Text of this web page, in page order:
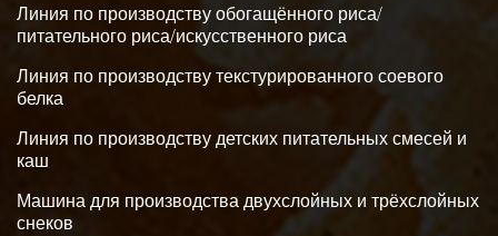
Линия по производству обогащённого риса/
питательного риса/искусственного риса
Линия по производству текстурированного соевого
белка
Линия по производству детских питательных смесей и
каш
Машина для производства двухслойных и трёхслойных
снеков